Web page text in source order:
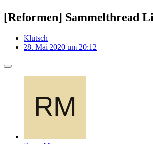
[Reformen] Sammelthread
Klutsch
28. Mai 2020 um 20:12